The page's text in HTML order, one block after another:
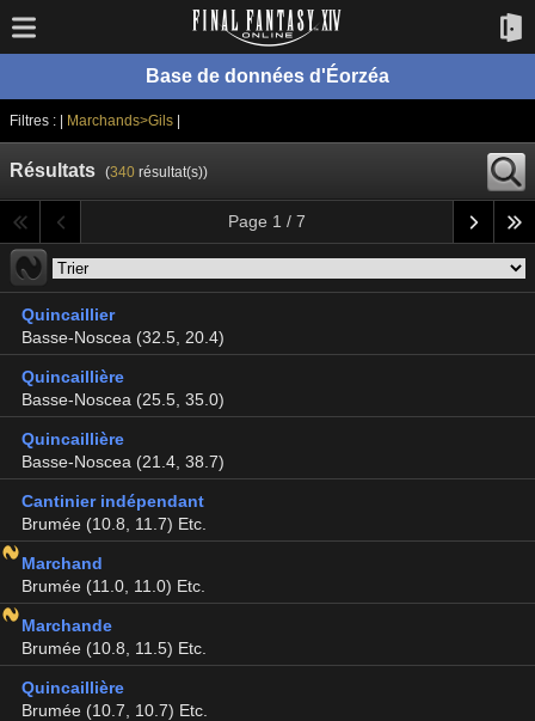
Base de données d'Éorzéa
Filtres : | Marchands>Gils|
Résultats (340résultat(s))
Page 1 / 7
Quincaillier
Basse-Noscea (32.5, 20.4)
Quincaillière
Basse-Noscea (25.5, 35.0)
Quincaillière
Basse-Noscea (21.4, 38.7)
Cantinier indépendant
Brumée (10.8, 11.7) Etc.
Marchand
Brumée (11.0, 11.0) Etc.
Marchande
Brumée (10.8, 11.5) Etc.
Quincaillière
Brumée (10.7, 10.7) Etc.